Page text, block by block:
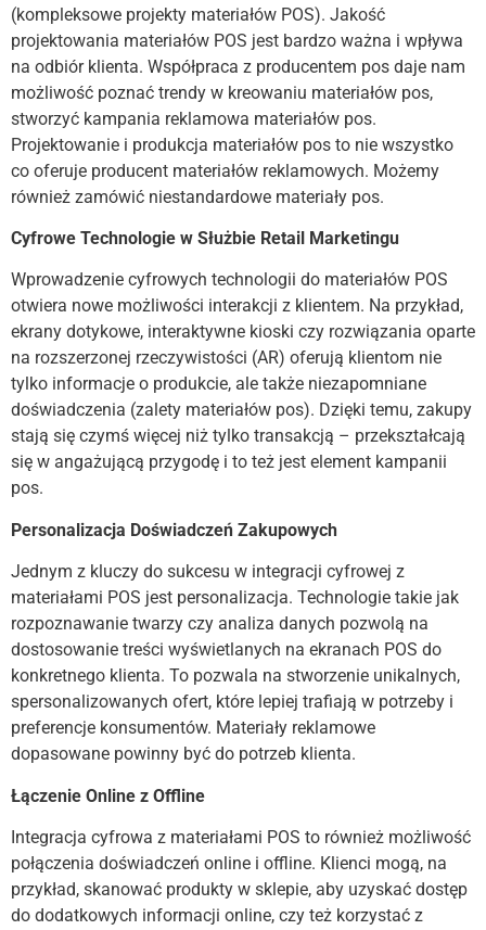
(kompleksowe projekty materiałów POS). Jakość
projektowania materiałów POS jest bardzo ważna i wpływa
na odbiór klienta. Współpraca z producentem pos daje nam
możliwość poznać trendy w kreowaniu materiałów pos,
stworzyć kampania reklamowa materiałów pos.
Projektowanie i produkcja materiałów pos to nie wszystko
co oferuje producent materiałów reklamowych. Możemy
również zamówić niestandardowe materiały pos.
Cyfrowe Technologie w Służbie Retail Marketingu
Wprowadzenie cyfrowych technologii do materiałów POS
otwiera nowe możliwości interakcji z klientem. Na przykład,
ekrany dotykowe, interaktywne kioski czy rozwiązania oparte
na rozszerzonej rzeczywistości (AR) oferują klientom nie
tylko informacje o produkcie, ale także niezapomniane
doświadczenia (zalety materiałów pos). Dzięki temu, zakupy
stają się czymś więcej niż tylko transakcją – przekształcają
się w angażującą przygodę i to też jest element kampanii
pos.
Personalizacja Doświadczeń Zakupowych
Jednym z kluczy do sukcesu w integracji cyfrowej z
materiałami POS jest personalizacja. Technologie takie jak
rozpoznawanie twarzy czy analiza danych pozwolą na
dostosowanie treści wyświetlanych na ekranach POS do
konkretnego klienta. To pozwala na stworzenie unikalnych,
spersonalizowanych ofert, które lepiej trafiają w potrzeby i
preferencje konsumentów. Materiały reklamowe
dopasowane powinny być do potrzeb klienta.
Łączenie Online z Offline
Integracja cyfrowa z materiałami POS to również możliwość
połączenia doświadczeń online i offline. Klienci mogą, na
przykład, skanować produkty w sklepie, aby uzyskać dostęp
do dodatkowych informacji online, czy też korzystać z